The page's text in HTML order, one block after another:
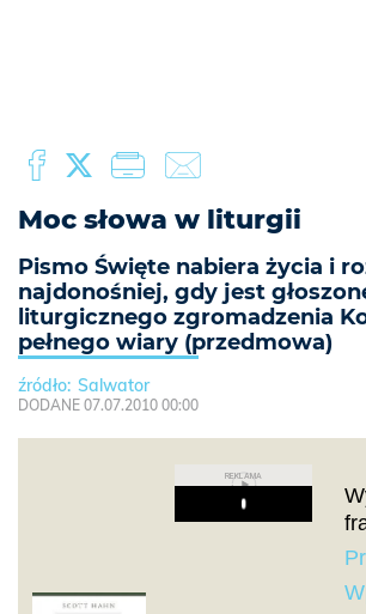
Moc słowa w liturgii
Pismo Święte nabiera życia i
najdonośniej, gdy jest
liturgicznego zgromadzenia
pełnego wiary (przedmowa)
Salwator
DODANE 07.07.2010 00:00
REKLAMA
Play